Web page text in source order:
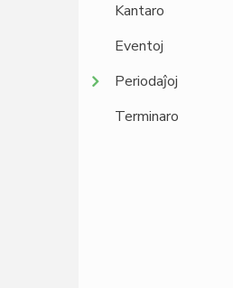
Kantaro
Eventoj
Periodaĵoj
Terminaro